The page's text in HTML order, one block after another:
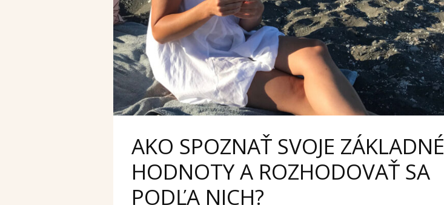
AKO SPOZNAŤ SVOJE ZÁKLADNÉ
HODNOTY A ROZHODOVAŤ SA
PODĽA NICH?